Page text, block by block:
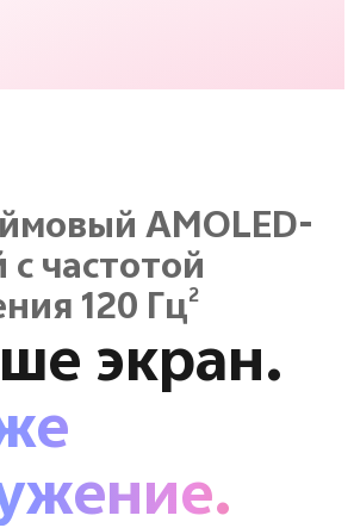
AMOLED-
с частотой
120 Гц2
экран.